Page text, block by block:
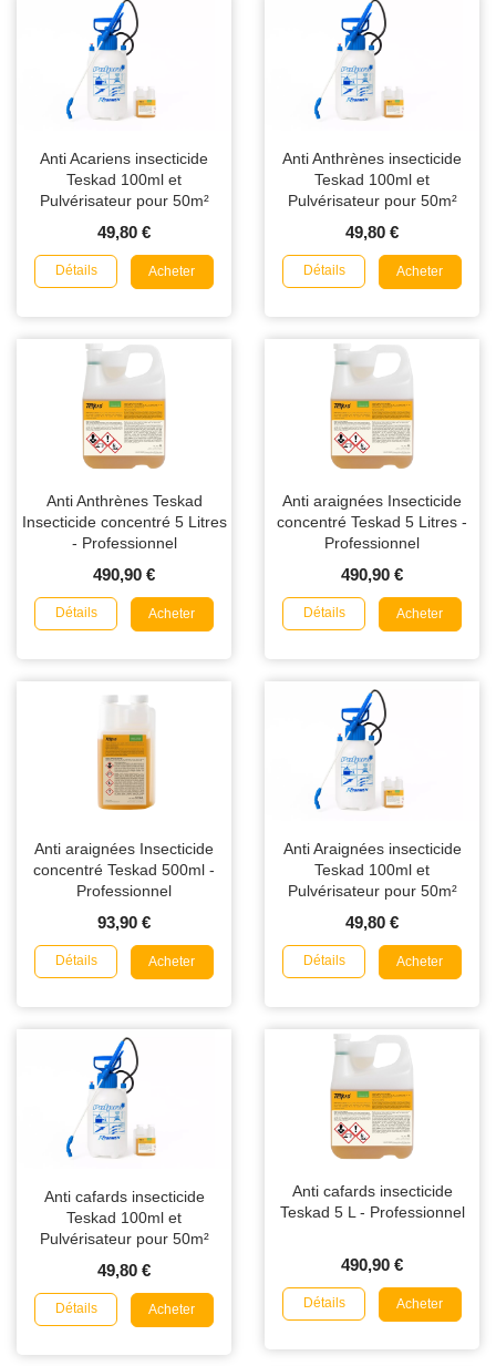
Anti Acariens insecticide
Teskad 100ml et
Pulvérisateur pour 50m²
49,80 €
Détails Acheter
Anti Anthrènes insecticide
Teskad 100ml et
Pulvérisateur pour 50m²
49,80 €
Détails Acheter
Anti Anthrènes Teskad
Insecticide concentré 5 Litres
- Professionnel
490,90 €
Détails Acheter
Anti araignées Insecticide
concentré Teskad 5 Litres -
Professionnel
490,90 €
Détails Acheter
Anti araignées Insecticide
concentré Teskad 500ml -
Professionnel
93,90 €
Détails Acheter
Anti Araignées insecticide
Teskad 100ml et
Pulvérisateur pour 50m²
49,80 €
Détails Acheter
Anti cafards insecticide
Teskad 100ml et
Pulvérisateur pour 50m²
49,80 €
Détails Acheter
Anti cafards insecticide
Teskad 5 L - Professionnel
490,90 €
Détails Acheter